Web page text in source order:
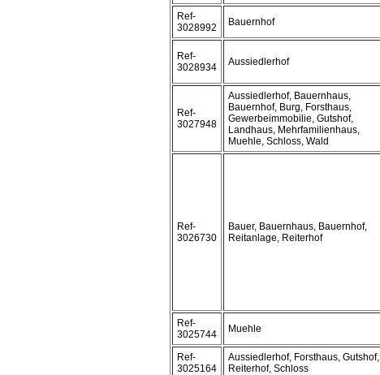
Ref-
3028992
Bauernhof
Ref-
3028934
Aussiedlerhof
Ref-
3027948
Aussiedlerhof, Bauernhaus,
Bauernhof, Burg, Forsthaus,
Gewerbeimmobilie, Gutshof,
Landhaus, Mehrfamilienhaus,
Muehle, Schloss, Wald
Ref-
3026730
Bauer, Bauernhaus, Bauernhof,
Reitanlage, Reiterhof
Ref-
3025744
Muehle
Ref-
3025164
Aussiedlerhof, Forsthaus, Gutshof,
Reiterhof, Schloss